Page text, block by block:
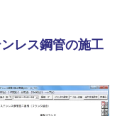
レス鋼管の施工